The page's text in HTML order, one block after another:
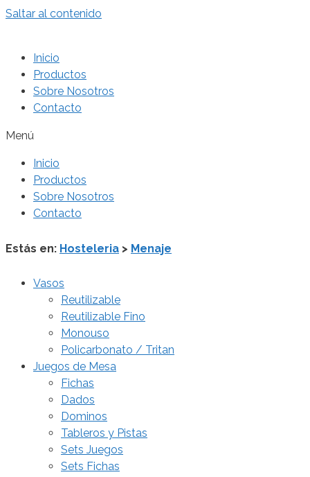
Saltar al contenido
Inicio
Productos
Sobre Nosotros
Contacto
Menú
Inicio
Productos
Sobre Nosotros
Contacto
Estás en: Hosteleria > Menaje
Vasos
Reutilizable
Reutilizable Fino
Monouso
Policarbonato / Tritan
Juegos de Mesa
Fichas
Dados
Dominos
Tableros y Pistas
Sets Juegos
Sets Fichas